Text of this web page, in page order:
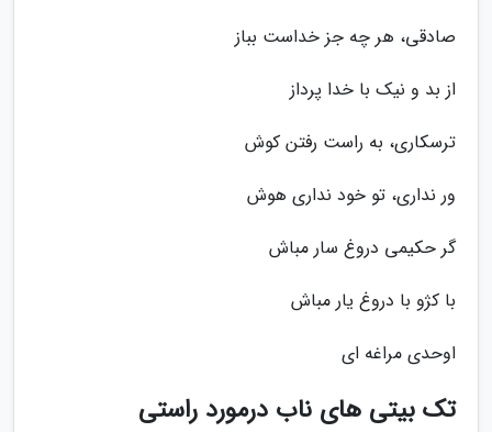
صادقی، هر چه جز خداست بباز
از بد و نیک با خدا پرداز
ترسکاری، به راست رفتن کوش
ور نداری، تو خود نداری هوش
گر حکیمی دروغ سار مباش
با کژو با دروغ یار مباش
اوحدی مراغه ای
تک بیتی های ناب درمورد راستی